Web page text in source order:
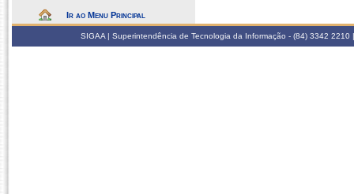
Ir ao Menu Principal
SIGAA | Superintendência de Tecnologia da Informação - (84) 3342